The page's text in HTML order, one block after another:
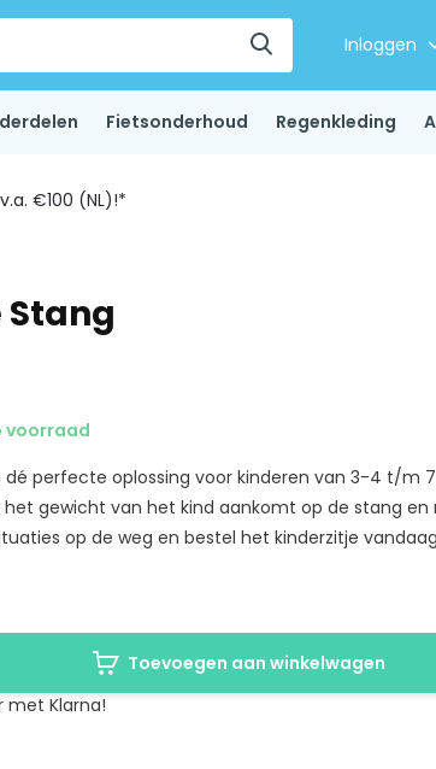
Inloggen
Fietsonderhoud Regenkleding
v.a. €100 (NL)!*
Stang
voorraad
dé perfecte oplossing voor kinderen van 3-4 t/m
gewicht van het kind aankomt op de stang en
op de weg en bestel het kinderzitje
Toevoegen aan winkelwagen
met Klarna!